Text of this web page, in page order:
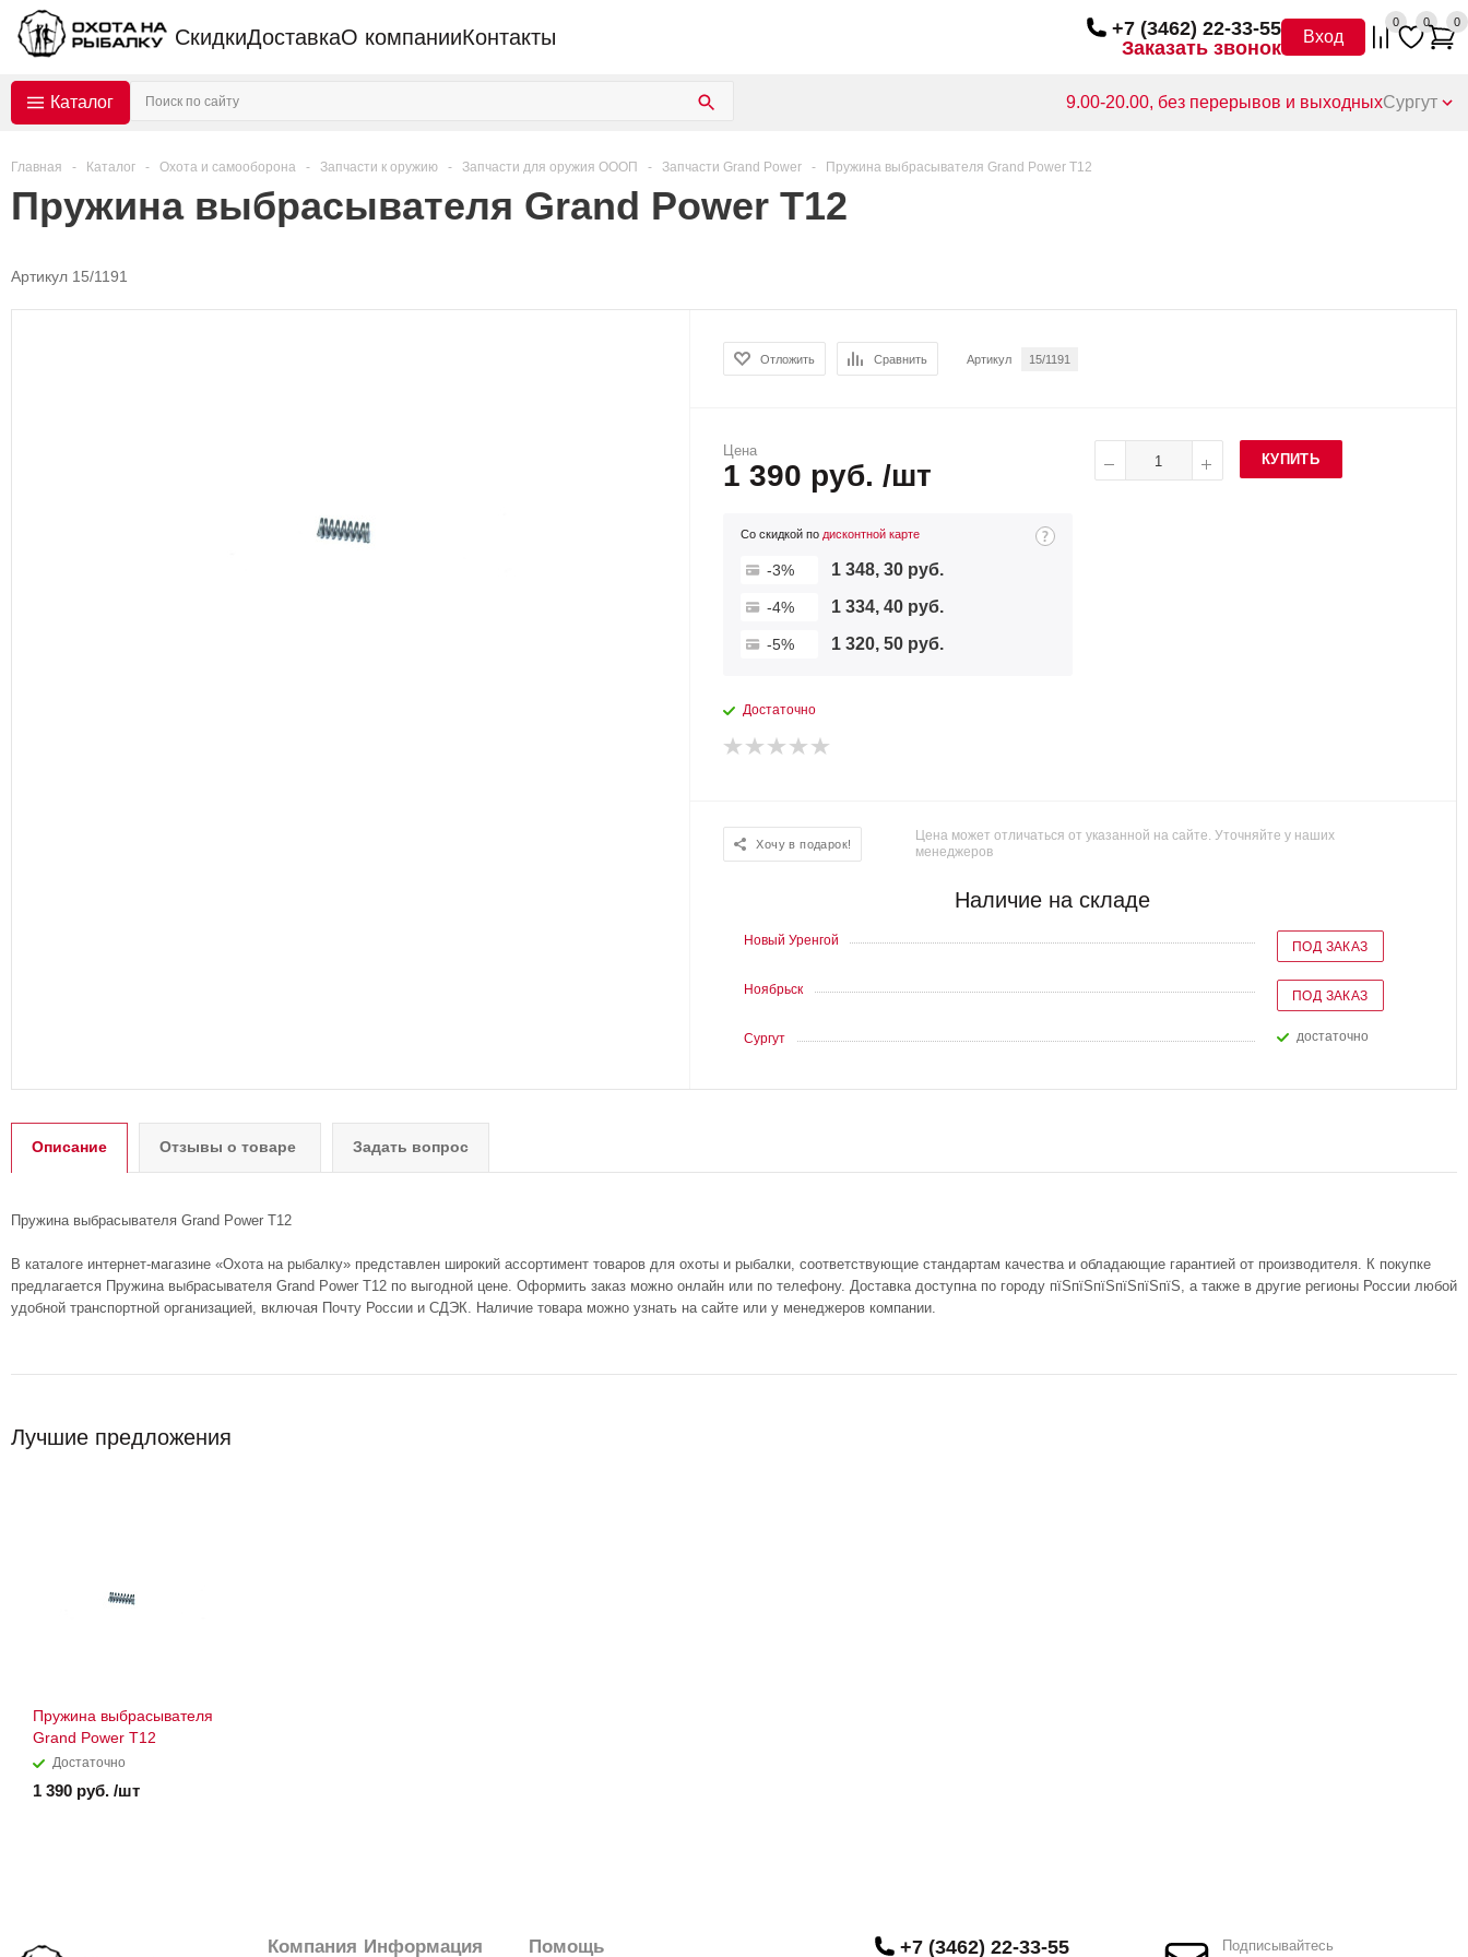
СкидкиДоставкаО компанииКонтакты
+7 (3462) 22-33-55
Заказать звонок
Вход
0 0 0
Каталог 9.00-20.00, без перерывов и выходныхСургут
Главная - Каталог - Охота и самооборона - Запчасти к оружию - Запчасти для оружия ОООП - Запчасти Grand Power - Пружина выбрасывателя Grand Power T12
Пружина выбрасывателя Grand Power T12
Артикул 15/1191
Отложить Сравнить Артикул 15/1191
Цена
1 390 руб. /шт
Со скидкой подисконтной карте
-3% 1 348, 30 руб.
-4% 1 334, 40 руб.
-5% 1 320, 50 руб.
Достаточно
КУПИТЬ
Хочу в подарок!
Цена может отличаться от указанной на сайте. Уточняйте у наших
менеджеров
Наличие на складе
Новый Уренгой ПОД ЗАКАЗ
Ноябрьск ПОД ЗАКАЗ
Сургут Достаточно
Описание Отзывы о товаре Задать вопрос
Пружина выбрасывателя Grand Power T12
В каталоге интернет-магазине «Охота на рыбалку» представлен широкий ассортимент товаров для охоты и рыбалки, соответствующие стандартам качества и обладающие гарантией от производителя. К покупке
предлагается Пружина выбрасывателя Grand Power T12 по выгодной цене. Оформить заказ можно онлайн или по телефону. Доставка доступна по городу пїЅпїЅпїЅпїЅпїЅпїЅ, а также в другие регионы России любой
удобной транспортной организацией, включая Почту России и СДЭК. Наличие товара можно узнать на сайте или у менеджеров компании.
Лучшие предложения
Пружина выбрасывателя
Grand Power T12
Достаточно
1 390 руб. /шт
Компания Информация Помощь
+7 (3462) 22-33-55
Подписывайтесь